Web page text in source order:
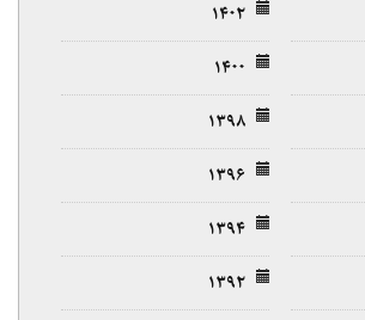
۱۴۰۲
۱۴۰۰
۱۳۹۸
۱۳۹۶
۱۳۹۴
۱۳۹۲